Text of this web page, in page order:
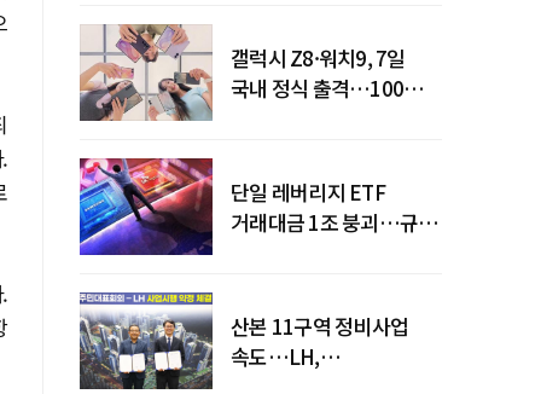
갤럭시 Z8·워치9, 7일
국내 정식 출격…100개국
단일 레버리지 ETF
거래대금 1조 붕괴…규제
산본 11구역 정비사업
속도…LH,